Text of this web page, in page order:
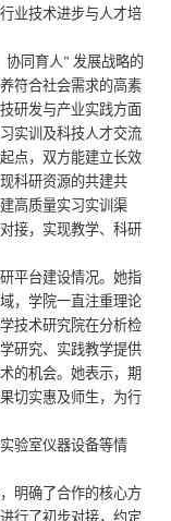
业技术进步与人才培
协同育人” 发展战略的
符合社会需求的高素
研发与产业实践方面
实训及科技人才交流
点，双方能建立长效
科研资源的共建共
高质量实习实训渠
接，实现教学、科研
平台建设情况。她指
，学院一直注重理论
技术研究院在分析检
研究、实践教学提供
的机会。她表示，期
切实惠及师生，为行
验室仪器设备等情
明确了合作的核心方
行了初步对接，约定